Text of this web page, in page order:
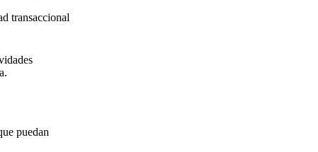
transaccional
puedan